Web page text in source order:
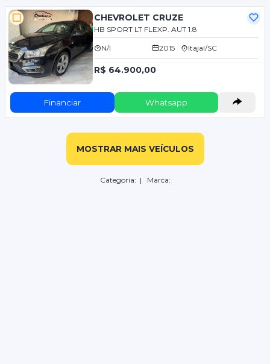
CHEVROLET CRUZE
HB SPORT LT FLEXP. AUT 1.8
N/I 2015 Itajaí/SC
R$ 64.900,00
Financiar Whatsapp
MOSTRAR MAIS VEÍCULOS
Categoria: | Marca: